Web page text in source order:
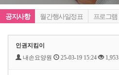
공지사항 월간행사일정표 프로그램
인권지킴이
내손요양원
25-03-19 15:24 1,953